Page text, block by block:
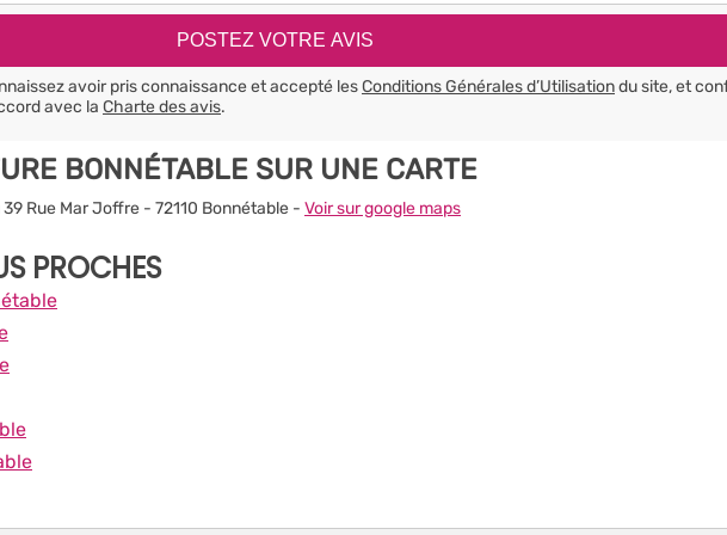
avoir pris connaissance et accepté lesConditions Générales d’Utilisationdu site, et
avec la Charte des avis.
BONNÉTABLE SUR UNE CARTE
Rue Mar Joffre - 72110 Bonnétable - Voir sur google maps
PROCHES